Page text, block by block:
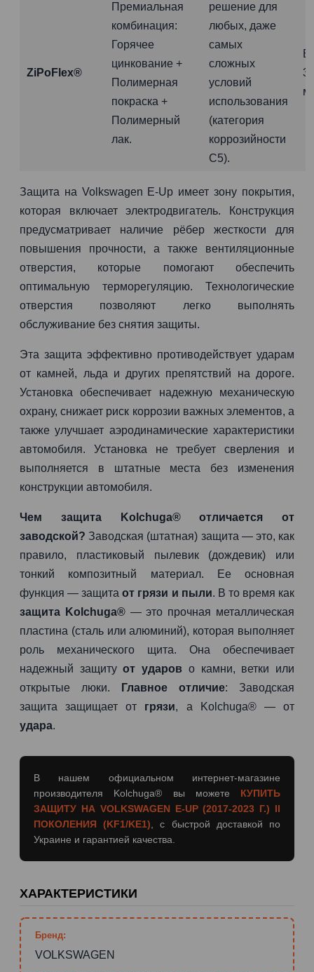
ZiPoFlex®
Премиальная
комбинация:
Горячее
цинкование +
Полимерная
покраска +
Полимерный
лак.
решение для
любых, даже
самых
сложных
условий
использования
(категория
коррозийности
C5).
Защита на Volkswagen E-Up имеет зону покрытия,
которая включает электродвигатель. Конструкция
предусматривает наличие рёбер жесткости для
повышения прочности, а также вентиляционные
отверстия, которые помогают обеспечить
оптимальную терморегуляцию. Технологические
отверстия позволяют легко выполнять
обслуживание без снятия защиты.
Эта защита эффективно противодействует ударам
от камней, льда и других препятствий на дороге.
Установка обеспечивает надежную механическую
охрану, снижает риск коррозии важных элементов, а
также улучшает аэродинамические характеристики
автомобиля. Установка не требует сверления и
выполняется в штатные места без изменения
конструкции автомобиля.
Чем защита Kolchuga® отличается от
заводской? Заводская (штатная) защита — это, как
правило, пластиковый пылевик (дождевик) или
тонкий композитный материал. Ее основная
функция — защитаот грязи и пыли. В то время как
защита Kolchuga®— это прочная металлическая
пластина (сталь или алюминий), которая выполняет
роль механического щита. Она обеспечивает
надежный защитуот ударов о камни, ветки или
открытые люки.
Главное отличие: Заводская
защита защищает от грязи, а Kolchuga® — от
удара.
В нашем официальном интернет-магазине
производителя Kolchuga® вы можете КУПИТЬ
ЗАЩИТУ НА VOLKSWAGEN E-UP (2017-2023 Г.) II
ПОКОЛЕНИЯ (KF1/KE1) , с быстрой доставкой по
Украине и гарантией качества.
ХАРАКТЕРИСТИКИ
Бренд:
VOLKSWAGEN